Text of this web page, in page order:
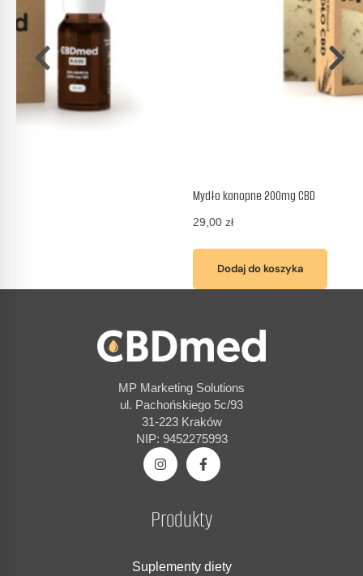
MP Marketing Solutions
ul. Pachońskiego 5c/93
31-223 Kraków
NIP: 9452275993
Produkty
Suplementy diety